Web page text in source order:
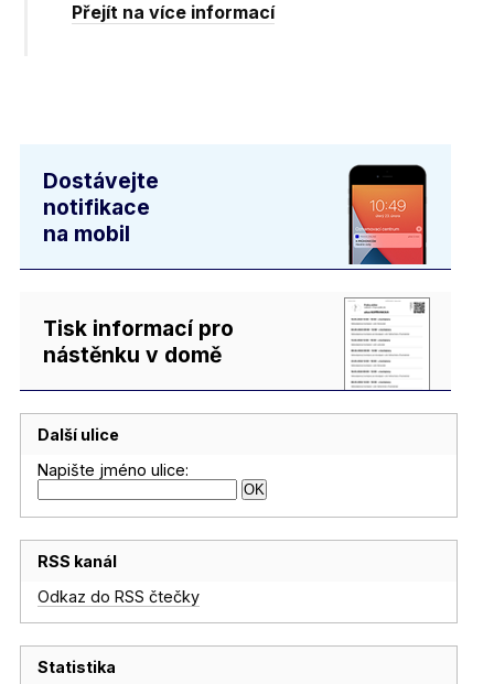
Přejít na více informací
Dostávejte
notifikace
na mobil
Tisk informací pro
nástěnku v domě
Další ulice
Napište jméno ulice:
RSS kanál
Odkaz do RSS čtečky
Statistika